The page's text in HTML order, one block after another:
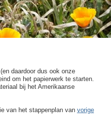
daardoor dus ook onze
om het papierwerk te starten.
bij het Amerikaanse
van het stappenplan van vorige